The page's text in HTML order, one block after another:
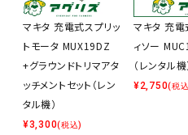
マキタ 充電式スプリッ
トモータ MUX19DZ
+グラウンドトリマアタ
ッチメントセット（レン
タル機）
¥3,300(税込)
マキタ 充
ィソー
（レンタル機
¥2,750(税